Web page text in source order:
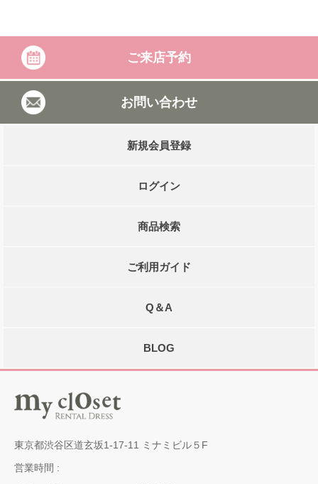
ご来店予約
お問い合わせ
新規会員登録
ログイン
商品検索
ご利用ガイド
Q＆A
BLOG
東京都渋谷区道玄坂1-17-11 ミナミビル５F
営業時間 :